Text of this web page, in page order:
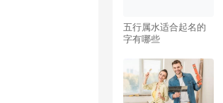
五行属水适合起名的
字有哪些